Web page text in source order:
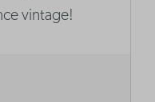
vintage!